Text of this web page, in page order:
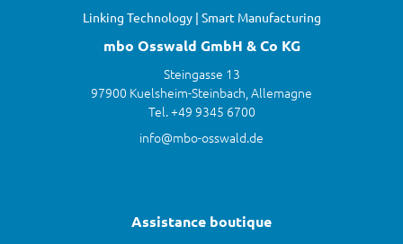
Linking Technology | Smart Manufacturing
mbo Osswald GmbH & Co KG
Steingasse 13
97900 Kuelsheim-Steinbach, Allemagne
Tel. +49 9345 6700
info@mbo-osswald.de
Assistance boutique